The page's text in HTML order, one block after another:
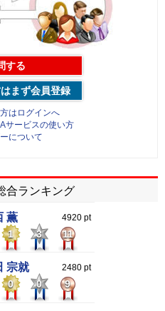
する
まず会員登録
はログインへ
サービスの使い方
について
合ランキング
薫 4920 pt
1 3 11
宗就 2480 pt
0 0 9